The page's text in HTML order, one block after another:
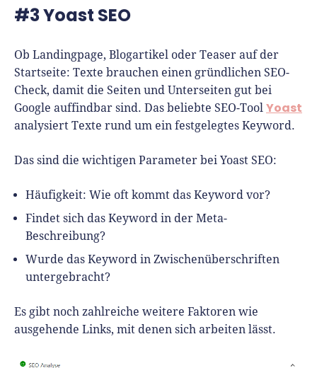
#3 Yoast SEO
Ob Landingpage, Blogartikel oder Teaser auf der
Startseite: Texte brauchen einen gründlichen SEO-
Check, damit die Seiten und Unterseiten gut bei
Google auffindbar sind. Das beliebte SEO-Tool Yoast
analysiert Texte rund um ein festgelegtes Keyword.
Das sind die wichtigen Parameter bei Yoast SEO:
Häufigkeit: Wie oft kommt das Keyword vor?
Findet sich das Keyword in der Meta-
Beschreibung?
Wurde das Keyword in Zwischenüberschriften
untergebracht?
Es gibt noch zahlreiche weitere Faktoren wie
ausgehende Links, mit denen sich arbeiten lässt.